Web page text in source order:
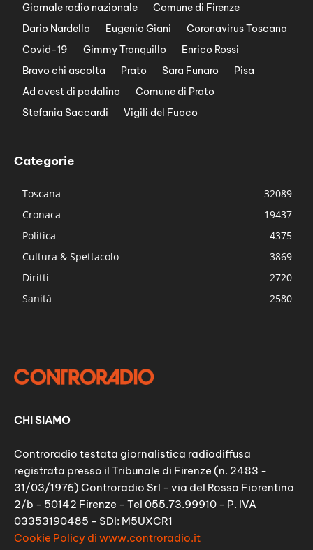
Giornale radio nazionale
Comune di Firenze
Dario Nardella
Eugenio Giani
Coronavirus Toscana
Covid-19
Gimmy Tranquillo
Enrico Rossi
Bravo chi ascolta
Prato Sara Funaro
Pisa
Ad ovest di padalino
Comune di Prato
Stefania Saccardi
Vigili del Fuoco
Categorie
Toscana
32089
Cronaca
19437
Politica
4375
Cultura & Spettacolo
3869
Diritti
2720
Sanità
2580
CHI SIAMO
Controradio testata giornalistica radiodiffusa
registrata presso il Tribunale di Firenze (n. 2483 -
31/03/1976) Controradio Srl - via del Rosso Fiorentino
2/b - 50142 Firenze - Tel 055.73.99910 - P. IVA
03353190485 - SDI: M5UXCR1
Cookie Policy di www.controradio.it